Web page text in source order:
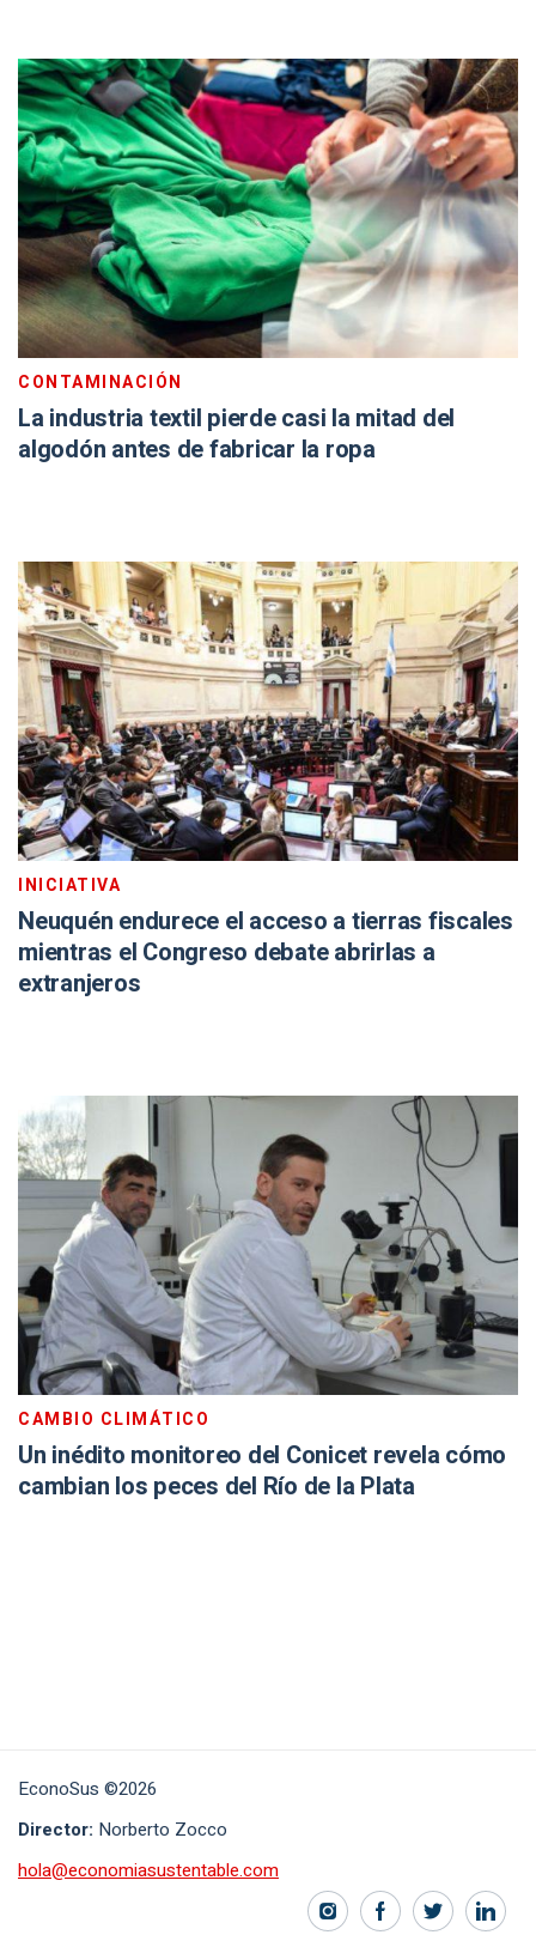
CONTAMINACIÓN
La industria textil pierde casi la mitad del
algodón antes de fabricar la ropa
INICIATIVA
Neuquén endurece el acceso a tierras fiscales
mientras el Congreso debate abrirlas a
extranjeros
CAMBIO CLIMÁTICO
Un inédito monitoreo del Conicet revela cómo
cambian los peces del Río de la Plata
EconoSus ©2026
Director: Norberto Zocco
hola@economiasustentable.com